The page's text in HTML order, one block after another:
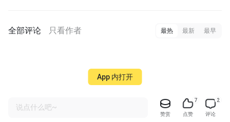
全部评论 只看作者 最热 最新 最早
说点什么吧~
赞赏
7
点赞
2
评论
App 内打开